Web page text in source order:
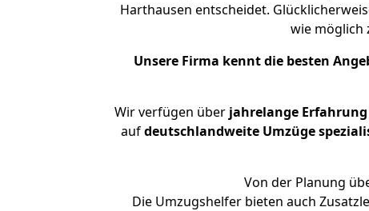
Harthausen entscheidet.
wie möglich
Unsere Firma kennt die besten
Wir verfügen über jahrelange Erfahrung
aufdeutschlandweite Umzüge
Von der Planung
Die Umzugshelfer bieten auch